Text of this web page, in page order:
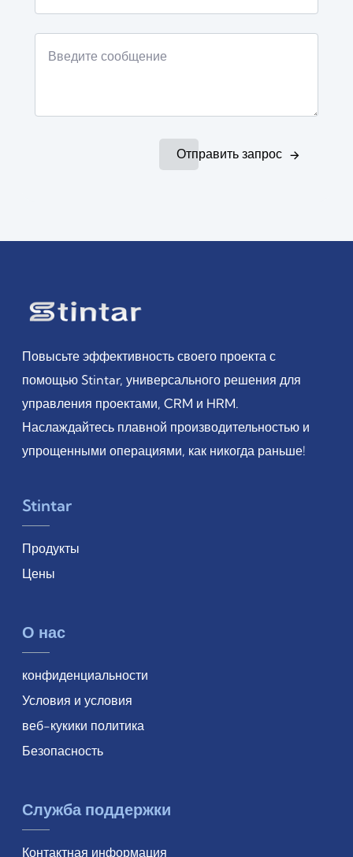
Отправить запрос
Повысьте эффективность своего проекта с
помощью Stintar, универсального решения для
управления проектами, CRM и HRM.
Наслаждайтесь плавной производительностью и
упрощенными операциями, как никогда раньше!
Stintar
Продукты
Цены
О нас
конфиденциальности
Условия и условия
веб-кукики политика
Безопасность
Служба поддержки
Контактная информация